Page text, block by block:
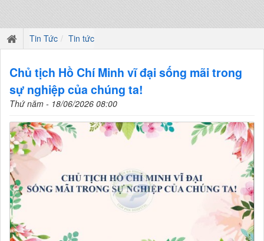
Tin Tức Tin tức
Chủ tịch Hồ Chí Minh vĩ đại sống mãi trong
sự nghiệp của chúng ta!
Thứ năm - 18/06/2026 08:00